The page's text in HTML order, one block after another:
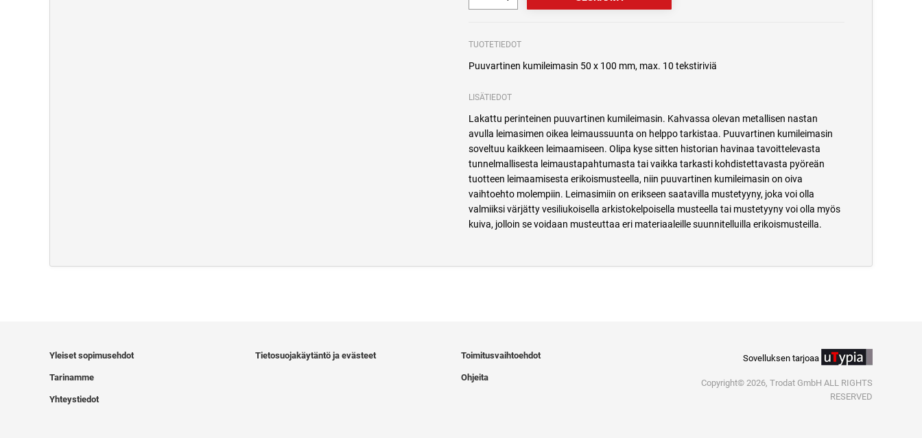
TUOTETIEDOT
Puuvartinen kumileimasin 50 x 100 mm, max. 10 tekstiriviä
LISÄTIEDOT
Lakattu perinteinen puuvartinen kumileimasin. Kahvassa olevan metallisen nastan
avulla leimasimen oikea leimaussuunta on helppo tarkistaa. Puuvartinen kumileimasin
soveltuu kaikkeen leimaamiseen. Olipa kyse sitten historian havinaa tavoittelevasta
tunnelmallisesta leimaustapahtumasta tai vaikka tarkasti kohdistettavasta pyöreän
tuotteen leimaamisesta erikoismusteella, niin puuvartinen kumileimasin on oiva
vaihtoehto molempiin. Leimasimiin on erikseen saatavilla mustetyyny, joka voi olla
valmiiksi värjätty vesiliukoisella arkistokelpoisella musteella tai mustetyyny voi olla myös
kuiva, jolloin se voidaan musteuttaa eri materiaaleille suunnitelluilla erikoismusteilla.
Yleiset sopimusehdot
Tarinamme
Yhteystiedot
Tietosuojakäytäntö ja evästeet Toimitusvaihtoehdot
Ohjeita
Sovelluksen tarjoaa
Copyright© 2026, Trodat GmbH ALL RIGHTS
RESERVED